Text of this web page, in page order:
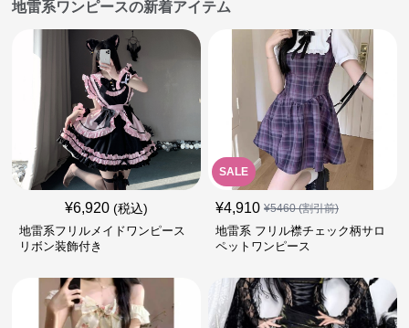
地雷系ワンピースの新着アイテム
¥6,920 (税込)
地雷系フリルメイドワンピース
リボン装飾付き
SALE
¥4,910 ¥5460(割引前)
地雷系 フリル襟チェック柄サロ
ペットワンピース